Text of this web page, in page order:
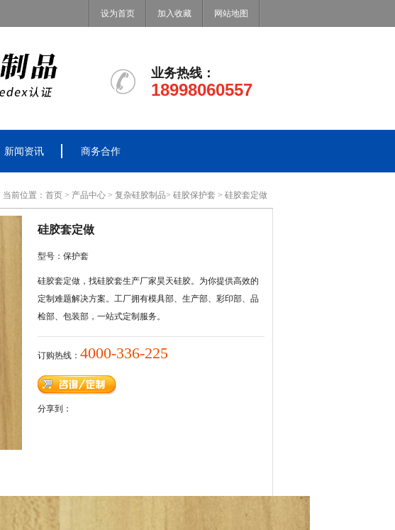
设为首页 加入收藏 网站地图
业务热线：
18998060557
新闻资讯 商务合作
当前位置： 首页 > 产品中心 > 复杂硅胶制品> 硅胶保护套 > 硅胶套定做
硅胶套定做
型号：保护套
硅胶套定做，找硅胶套生产厂家昊天硅胶。为你提供高效的
定制难题解决方案。工厂拥有模具部、生产部、彩印部、品
检部、包装部，一站式定制服务。
订购热线： 4000-336-225
分享到：